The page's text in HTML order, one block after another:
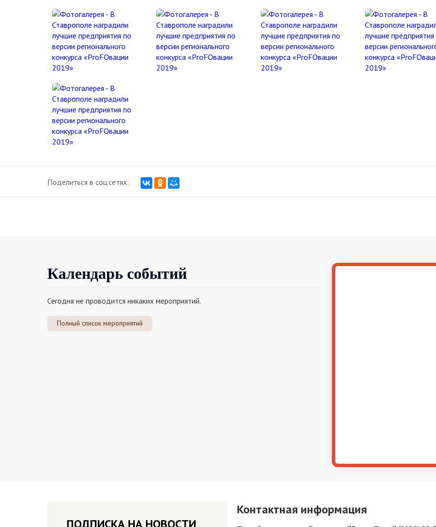
Поделиться в соц.сетях:
Календарь событий
Сегодня не проводится никаких мероприятий.
Полный список мероприятий
ПОДПИСКА НА НОВОСТИ
Контактная информация